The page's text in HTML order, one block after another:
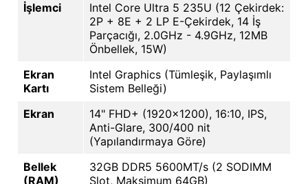
İşlemci
Intel Core Ultra 5 235U (12 Çekirdek:
2P + 8E + 2 LP E-Çekirdek, 14 İş
Parçacığı, 2.0GHz - 4.9GHz, 12MB
Önbellek, 15W)
Ekran
Kartı
Intel Graphics (Tümleşik, Paylaşımlı
Sistem Belleği)
Ekran
14" FHD+ (1920x1200), 16:10, IPS,
Anti-Glare, 300/400 nit
(Yapılandırmaya Göre)
Bellek
(RAM)
32GB DDR5 5600MT/s (2 SODIMM
Slot, Maksimum 64GB)